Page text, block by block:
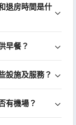
退房時間是什
早餐？
設施及服務？
有機場？